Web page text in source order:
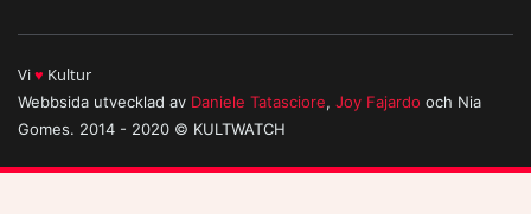
Vi♥ Kultur
Webbsida utvecklad av Daniele Tatasciore, Joy Fajardo och Nia
Gomes. 2014 - 2020 © KULTWATCH